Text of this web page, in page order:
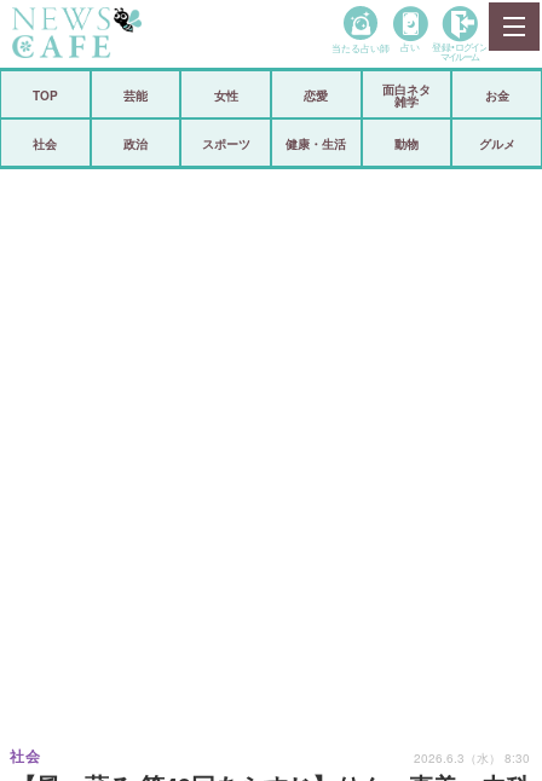
政治
当たる占い師 占い 登録• ログイン
マイルーム
TOP 芸能 女性 恋愛
面白ネタ
雑学
お金
社会 政治 スポーツ 健康・生活 動物 グルメ
社会 2026.6.3（水） 8:30